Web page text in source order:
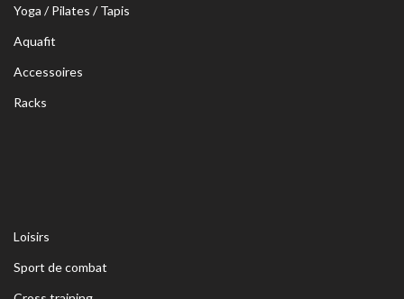
Yoga / Pilates / Tapis
Aquafit
Accessoires
Racks
Loisirs
Sport de combat